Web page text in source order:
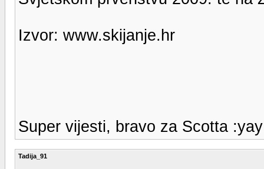
Izvor: www.skijanje.hr
Super vijesti, bravo za Scotta
Tadija_91